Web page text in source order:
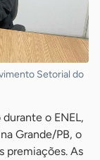
Setorial do
o ENEL,
Grande/PB, o
premiações. As